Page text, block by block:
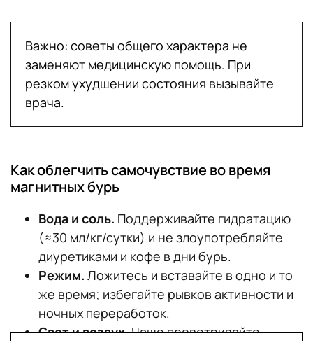
Важно: советы общего характера не
заменяют медицинскую помощь. При
резком ухудшении состояния вызывайте
врача.
Как облегчить самочувствие во время
магнитных бурь
Вода и соль. Поддерживайте гидратацию
(≈30 мл/кг/сутки) и не злоупотребляйте
диуретиками и кофе в дни бурь.
Режим. Ложитесь и вставайте в одно и то
же время; избегайте рывков активности и
ночных переработок.
Свет и воздух.Чаще проветривайте,